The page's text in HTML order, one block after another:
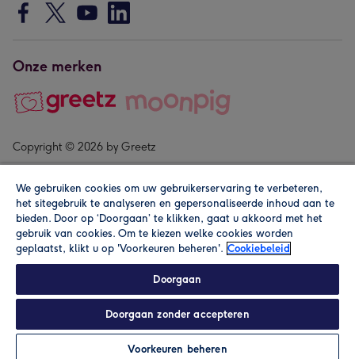
In winkelmand Personaliseren
Onze merken
Copyright © 2026 by Greetz
Alle prijzen zijn inclusief btw en andere heffingen. Lees de
We gebruiken cookies om uw gebruikerservaring te verbeteren,
het sitegebruik te analyseren en gepersonaliseerde inhoud aan te
bieden. Door op ‘Doorgaan’ te klikken, gaat u akkoord met het
gebruik van cookies. Om te kiezen welke cookies worden
geplaatst, klikt u op 'Voorkeuren beheren'. Cookiebeleid
Doorgaan
Doorgaan zonder accepteren
Voorkeuren beheren